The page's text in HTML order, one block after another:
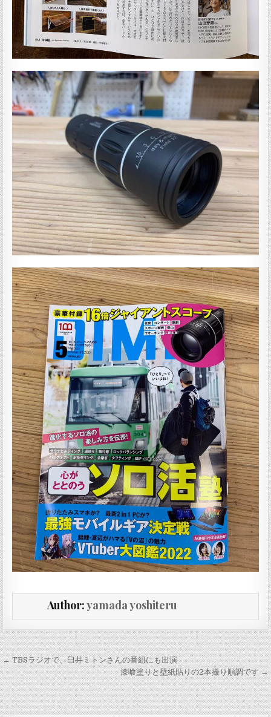
Author:yamada yoshiteru
投稿ナビゲーション
← TBSラジオで、臼井ミトンさんの番組にも出演
漆喰塗りと壁紙貼りの2本撮り順調です →